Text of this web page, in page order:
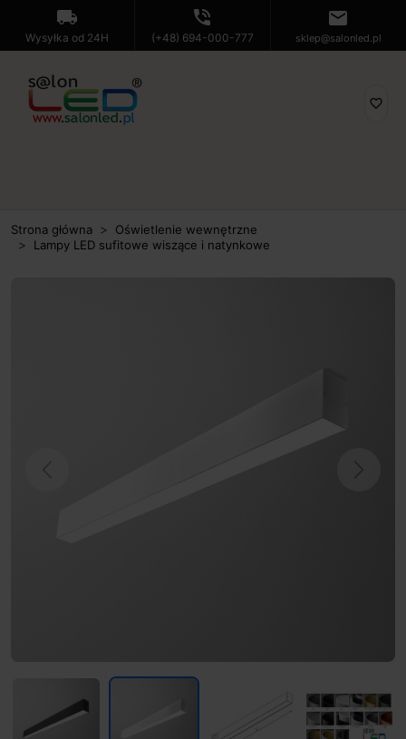
local_shipping
Wysyłka od 24H
phone_in_talk
(+48) 694-000-777
mail
sklep@salonled.pl
favorite_border
Strona główna
Oświetlenie wewnętrzne
Lampy LED sufitowe wiszące i natynkowe